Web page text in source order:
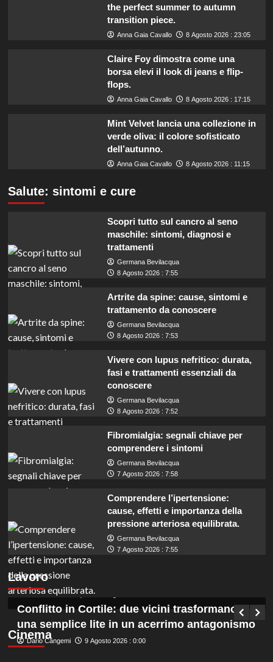
the perfect summer to autumn
transition piece.
Anna Gaia Cavallo 8 Agosto 2026 : 23:05
Claire Foy dimostra come una
borsa elevi il look di jeans e flip-
flops.
Anna Gaia Cavallo 8 Agosto 2026 : 17:15
Mint Velvet lancia una collezione in
verde oliva: il colore sofisticato
dell’autunno.
Anna Gaia Cavallo 8 Agosto 2026 : 11:15
Salute: sintomi e cure
Scopri tutto sul cancro al seno
maschile: sintomi, diagnosi e
trattamenti
Germana Bevilacqua
8 Agosto 2026 : 7:55
Artrite da spine: cause, sintomi e
trattamento da conoscere
Germana Bevilacqua
8 Agosto 2026 : 7:53
Vivere con lupus nefritico: durata,
fasi e trattamenti essenziali da
conoscere
Germana Bevilacqua
8 Agosto 2026 : 7:52
Fibromialgia: segnali chiave per
comprendere i sintomi
Germana Bevilacqua
7 Agosto 2026 : 7:58
Comprendere l’ipertensione:
cause, effetti e importanza della
pressione arteriosa equilibrata.
Germana Bevilacqua
7 Agosto 2026 : 7:55
Lavoro
Roma: Palestrina cerca istruttori
amministrativi contabili, diploma richiesto per
partecipare al concorso.
Germana Bevilacqua
Cinema
Conflitto in Cortile: due vicini trasformano
una semplice lite in un acerrimo antagonismo
Dario Cangemi 9 Agosto 2026 : 0:00